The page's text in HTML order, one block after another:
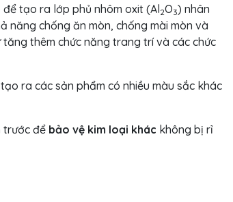
tạo ra lớp phủ nhôm oxit (Al2O3) nhân
năng chống ăn mòn, chống mài mòn và
thêm chức năng trang trí và các chức
ra các sản phẩm có nhiều màu sắc khác
trước để bảo vệ kim loại khác không bị rỉ